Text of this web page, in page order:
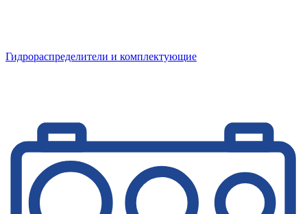
Гидрораспределители и комплектующие